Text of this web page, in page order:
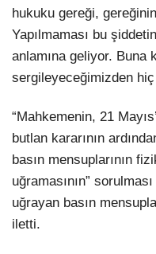
hukuku gereği,
Yapılmaması bu
anlamına geliyor. Buna
sergileyeceğimizden
“Mahkemenin, 21
butlan kararının
basın mensuplarının
uğramasının”
uğrayan basın
iletti.